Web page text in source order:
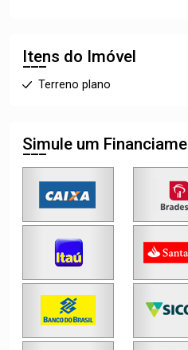
Itens do Imóvel
Terreno plano
Simule um